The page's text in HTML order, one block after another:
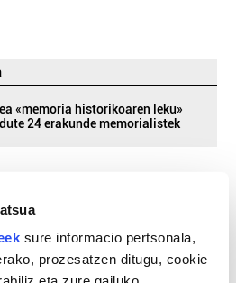
sure informacio pertsonala,
prozesatzen ditugu, cookie
«memoria historikoaren leku»
24 erakunde memorialistek